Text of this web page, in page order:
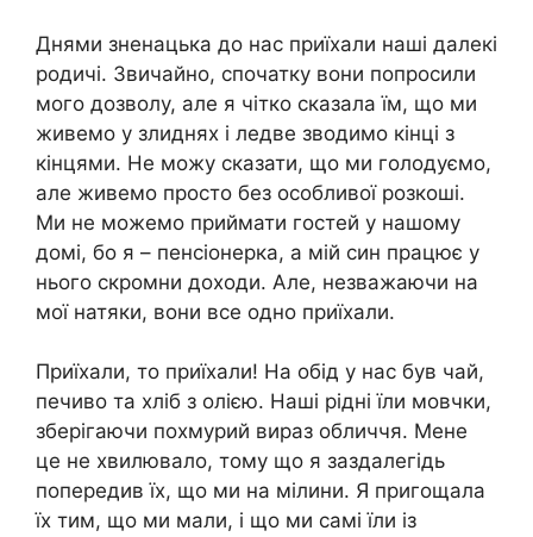
Днями зненацька до нас приїхали наші далекі
родичі. Звичайно, спочатку вони попросили
мого дозволу, але я чітко сказала їм, що ми
живемо у злиднях і ледве зводимо кінці з
кінцями. Не можу сказати, що ми голодуємо,
але живемо просто без особливої розкоші.
Ми не можемо приймати гостей у нашому
домі, бо я – пенсіонерка, а мій син працює у
нього скромни доходи. Але, незважаючи на
мої натяки, вони все одно приїхали.
Приїхали, то приїхали! На обід у нас був чай,
печиво та хліб з олією. Наші рідні їли мовчки,
зберігаючи похмурий вираз обличчя. Мене
це не хвилювало, тому що я заздалегідь
попередив їх, що ми на мілини. Я пригощала
їх тим, що ми мали, і що ми самі їли із